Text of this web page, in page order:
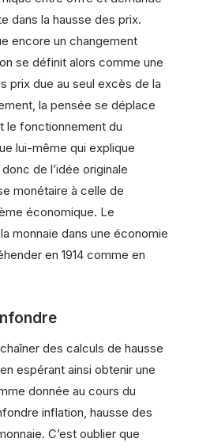
dans la hausse des prix.
encore un changement
se définit alors comme une
prix due au seul excès de la
la pensée se déplace
le fonctionnement du
lui-même qui explique
de l’idée originale
monétaire à celle de
économique. Le
monnaie dans une économie
en 1914 comme en
des calculs de hausse
espérant ainsi obtenir une
donnée au cours du
inflation, hausse des
C’est oublier que